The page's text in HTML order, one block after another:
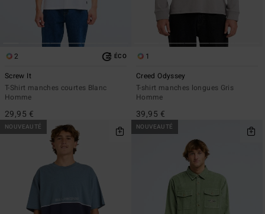
2 ÉCO
Screw It
T-Shirt manches courtes Blanc
Homme
29,95 €
1
Creed Odyssey
T-shirt manches longues Gris
Homme
39,95 €
NOUVEAUTÉ NOUVEAUTÉ